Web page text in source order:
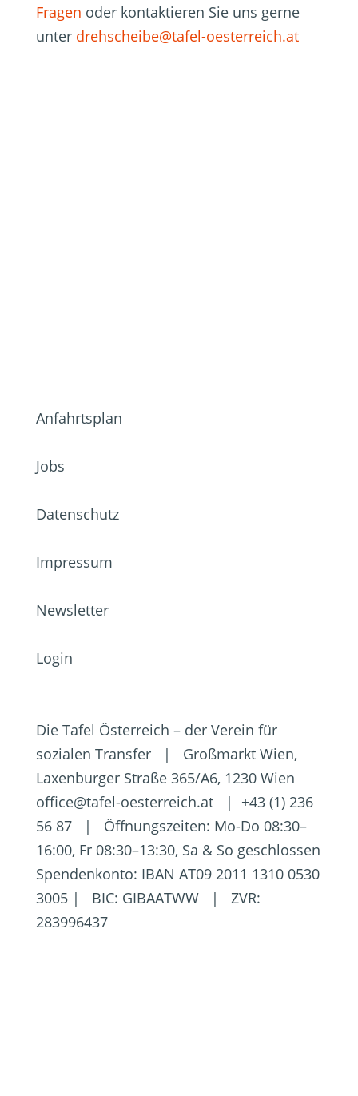
Fragen oder kontaktieren Sie uns gerne
unter drehscheibe@tafel-oesterreich.at
Anfahrtsplan
Jobs
Datenschutz
Impressum
Newsletter
Login
Die Tafel Österreich – der Verein für
sozialen Transfer | Großmarkt Wien,
Laxenburger Straße 365/A6, 1230 Wien
office@tafel-oesterreich.at | +43 (1) 236
56 87 | Öffnungszeiten: Mo-Do 08:30–
16:00, Fr 08:30–13:30, Sa & So geschlossen
Spendenkonto: IBAN AT09 2011 1310 0530
3005 | BIC: GIBAATWW | ZVR:
283996437